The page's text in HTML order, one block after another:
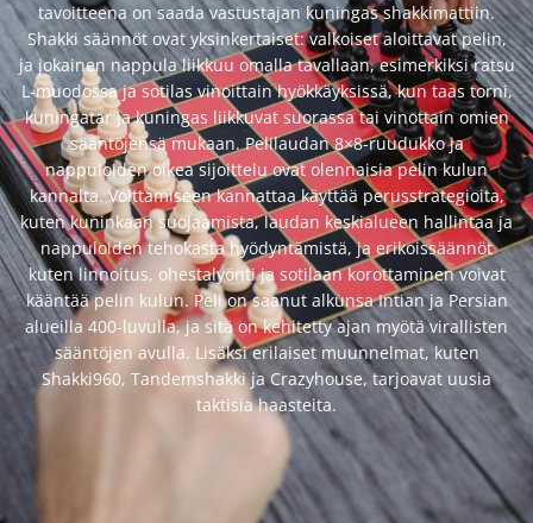
tavoitteena on saada vastustajan kuningas shakkimattiin.
Shakki säännöt ovat yksinkertaiset: valkoiset aloittavat pelin,
ja jokainen nappula liikkuu omalla tavallaan, esimerkiksi ratsu
L-muodossa ja sotilas vinoittain hyökkäyksissä, kun taas torni,
kuningatar ja kuningas liikkuvat suorassa tai vinottain omien
sääntöjensä mukaan. Pelilaudan 8×8-ruudukko ja
nappuloiden oikea sijoittelu ovat olennaisia pelin kulun
kannalta. Voittamiseen kannattaa käyttää perusstrategioita,
kuten kuninkaan suojaamista, laudan keskialueen hallintaa ja
nappuloiden tehokasta hyödyntämistä, ja erikoissäännöt
kuten linnoitus, ohestalyönti ja sotilaan korottaminen voivat
kääntää pelin kulun. Peli on saanut alkunsa Intian ja Persian
alueilla 400-luvulla, ja sitä on kehitetty ajan myötä virallisten
sääntöjen avulla. Lisäksi erilaiset muunnelmat, kuten
Shakki960, Tandemshakki ja Crazyhouse, tarjoavat uusia
taktisia haasteita.